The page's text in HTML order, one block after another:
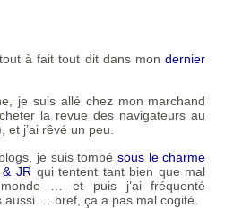
à fait tout dit dans mondernier
je suis allé chez mon marchand
la revue des navigateurs au
j’ai rêvé un peu.
je suis tombé sous le charme
&JR qui tentent tant bien que mal
… et puis j’ai fréquenté
… bref, ça a pas mal cogité.